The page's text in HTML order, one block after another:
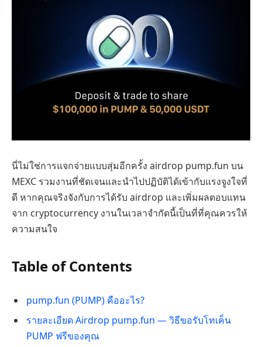
นี่ไม่ใช่การแจกจ่ายแบบสุ่มอีกครั้ง airdrop pump.fun บน
MEXC รวมงานที่ชัดเจนและนำไปปฏิบัติได้เข้ากับแรงจูงใจที่
ดี หากคุณจริงจังกับการได้รับ airdrop และเพิ่มผลตอบแทน
จาก cryptocurrency งานในเวลาจำกัดนี้เป็นที่ที่คุณควรให้
ความสนใจ
Table of Contents
pump.fun (PUMP) คืออะไร?
รายละเอียด Airdrop pump.fun — วิธีขอรับโทเค็น
PUMP ฟรีของคุณ